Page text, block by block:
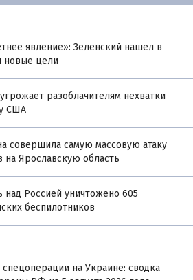
явление»: Зеленский нашел в
новые цели
разоблачителям нехватки
США
совершила самую массовую атаку
на Ярославскую область
над Россией уничтожено 605
беспилотников
на Украине: сводка